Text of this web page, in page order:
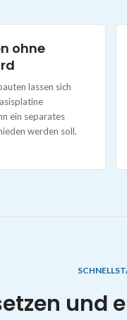
ohne
lassen sich
ein separates
werden soll.
und